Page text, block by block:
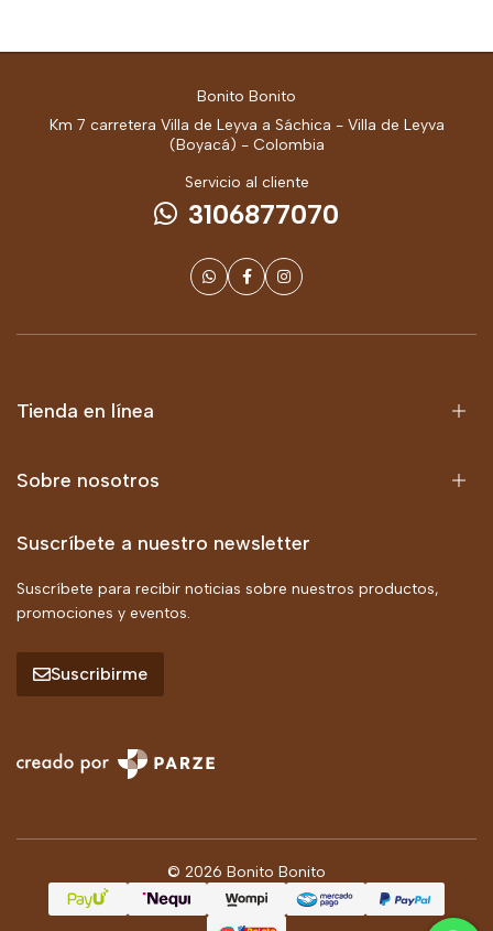
Bonito Bonito
Km 7 carretera Villa de Leyva a Sáchica - Villa de Leyva
(Boyacá) - Colombia
Servicio al cliente
3106877070
Tienda en línea
Sobre nosotros
Suscríbete a nuestro newsletter
Suscríbete para recibir noticias sobre nuestros productos,
promociones y eventos.
Suscribirme
© 2026 Bonito Bonito